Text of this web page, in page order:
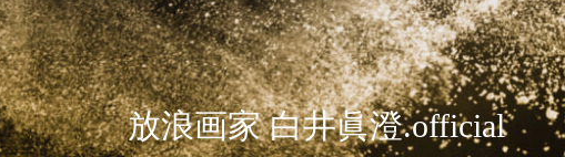
放浪画家 白井眞澄.official